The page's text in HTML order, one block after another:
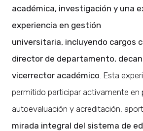
académica, investigación y una
experiencia en gestión
universitaria, incluyendo cargos
director de departamento,
vicerrector académico . Esta
permitido participar activamente en
autoevaluación y acreditación,
mirada integral del sistema de